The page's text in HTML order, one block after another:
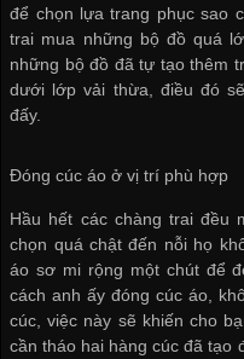
để chọn lựa trang phục sao
trai mua những bộ đồ quá
những bộ đồ đã tự tạo thêm
dưới lớp vải thừa, điều đó
đấy.
Đóng cúc áo ở vị trí phù hợp
Hầu hết các chàng trai đều
chọn quá chật đến nỗi họ
áo sơ mi rộng một chút để
cách anh ấy đóng cúc áo,
cúc, việc này sẽ khiến cho
cần tháo hai hàng cúc đã tạo